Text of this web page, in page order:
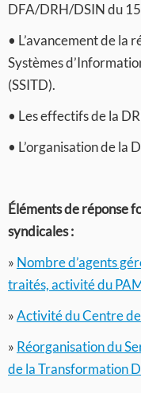
DFA/DRH/DSIN du
• L’avancement de la
Systèmes
(SSITD).
• Les effectifs de la
• L’organisation de la
Éléments de réponse
syndicales :
» Nombre d’agents
traités, activité du
»Activité du Centre
» Réorganisation du
de la Transformation